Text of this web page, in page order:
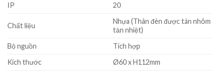
IP
20
Chất liệu
Nhựa (Thân đèn được tán nhôm
tản nhiệt)
Bộ nguồn
Tích hợp
Kích thước
Ø60 x H112mm